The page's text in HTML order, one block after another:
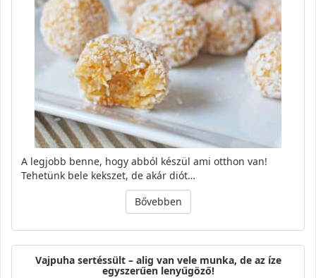
A legjobb benne, hogy abból készül ami otthon van!
Tehetünk bele kekszet, de akár diót…
Bővebben
Vajpuha sertéssült – alig van vele munka, de az íze
egyszerűen lenyűgöző!